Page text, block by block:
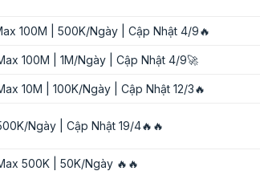
100M | 500K/Ngày | Cập Nhật 4/9🔥
100M | 1M/Ngày | Cập Nhật 4/9🚀
10M | 100K/Ngày | Cập Nhật 12/3🔥
Ngày | Cập Nhật 19/4🔥🔥
500K | 50K/Ngày 🔥🔥